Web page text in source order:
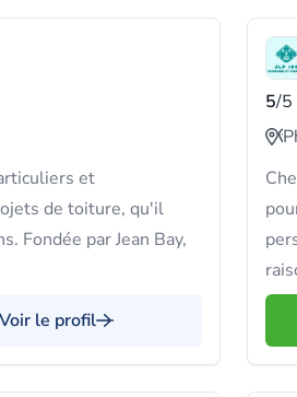
et
de toiture, qu'il
Fondée par Jean Bay,
Voir le profil
5/5